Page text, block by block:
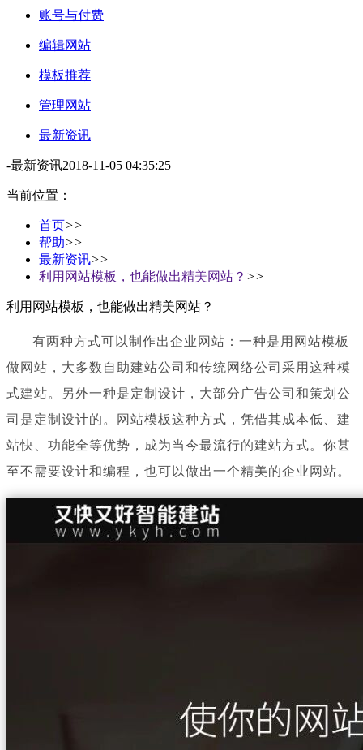
账号与付费
编辑网站
模板推荐
管理网站
最新资讯
-最新资讯2018-11-05 04:35:25
当前位置：
首页>>
帮助>>
最新资讯>>
利用网站模板，也能做出精美网站？ >>
利用网站模板，也能做出精美网站？
有两种方式可以制作出企业网站 ：一种是用网站模板
做网站，大多数自助建站公司和传统网络公司采用这种模
式建站。另外一种是定制设计，大部分广告公司和策划公
司是定制设计的。网站模板这种方式，凭借其成本低、建
站快、功能全等优势，成为当今最流行的建站方式。你甚
至不需要设计和编程，也可以做出一个精美的企业网站。